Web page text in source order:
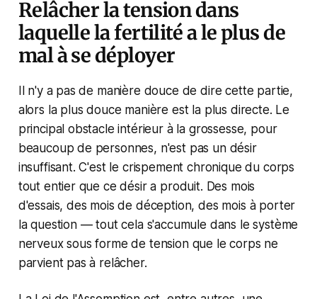
Relâcher la tension dans
laquelle la fertilité a le plus de
mal à se déployer
Il n'y a pas de manière douce de dire cette partie,
alors la plus douce manière est la plus directe. Le
principal obstacle intérieur à la grossesse, pour
beaucoup de personnes, n'est pas un désir
insuffisant. C'est le crispement chronique du corps
tout entier que ce désir a produit. Des mois
d'essais, des mois de déception, des mois à porter
la question — tout cela s'accumule dans le système
nerveux sous forme de tension que le corps ne
parvient pas à relâcher.